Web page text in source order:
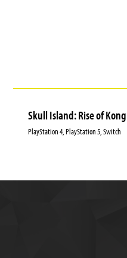
Skull Island: Rise of Kong
PlayStation 4, PlayStation 5, Switch